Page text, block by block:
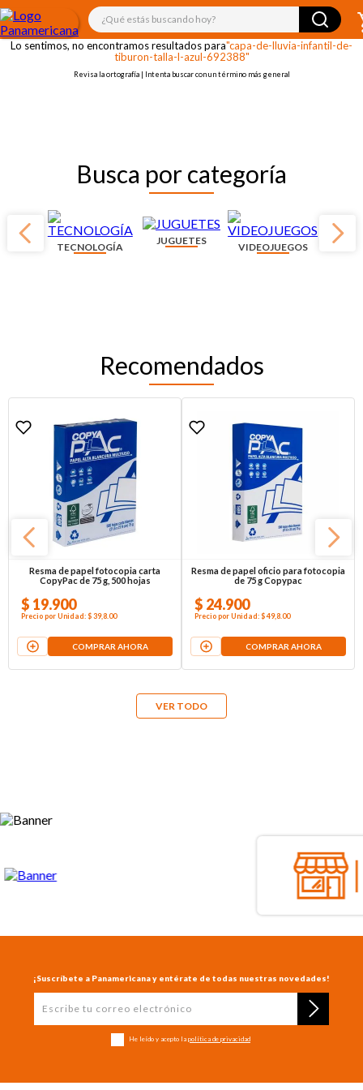
¿Qué estás buscando hoy?
¡OOPS!
Lo sentimos, no encontramos resultados para"capa-de-lluvia-infantil-de-
tiburon-talla-l-azul-692388"
Revisa la ortografía | Intenta buscar con un término más general
Busca por categoría
TECNOLOGÍA
JUGUETES
VIDEOJUEGOS
Recomendados
Resma de papel fotocopia carta
CopyPac de 75 g, 500 hojas
$ 19.900
Precio porUnidad:$ 39,8.00
COMPRAR AHORA
Resma de papel oficio para fotocopia
de 75 g Copypac
$ 24.900
Precio porUnidad:$ 49,8.00
COMPRAR AHORA
VER TODO
¡Suscríbete a Panamericana y entérate de todas nuestras novedades!
He leído y acepto la política de privacidad